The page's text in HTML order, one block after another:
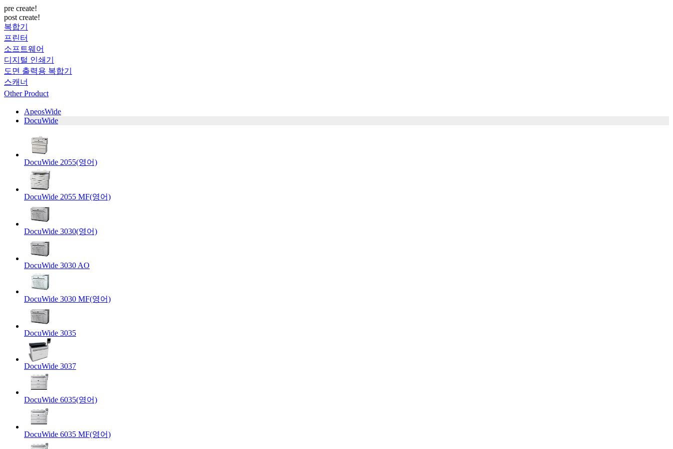
pre create!
post create!
복합기
프린터
소프트웨어
디지털 인쇄기
도면 출력용 복합기
스캐너
Other Product
ApeosWide
DocuWide
DocuWide 2055(영어)
DocuWide 2055 MF(영어)
DocuWide 3030(영어)
DocuWide 3030 AO
DocuWide 3030 MF(영어)
DocuWide 3035
DocuWide 3037
DocuWide 6035(영어)
DocuWide 6035 MF(영어)